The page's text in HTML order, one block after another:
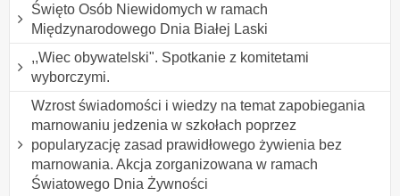
Święto Osób Niewidomych w ramach
Międzynarodowego Dnia Białej Laski
,,Wiec obywatelski". Spotkanie z komitetami
wyborczymi.
Wzrost świadomości i wiedzy na temat zapobiegania
marnowaniu jedzenia w szkołach poprzez
popularyzację zasad prawidłowego żywienia bez
marnowania. Akcja zorganizowana w ramach
Światowego Dnia Żywności